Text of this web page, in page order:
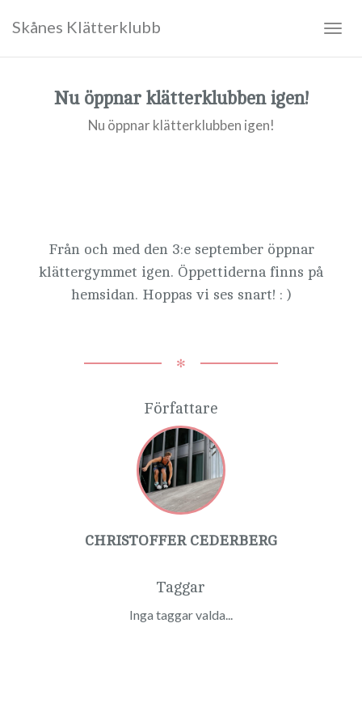
Skånes Klätterklubb
Nu öppnar klätterklubben igen!
Nu öppnar klätterklubben igen!
Från och med den 3:e september öppnar
klättergymmet igen. Öppettiderna finns på
hemsidan. Hoppas vi ses snart! : )
✻
Författare
CHRISTOFFER CEDERBERG
Taggar
Inga taggar valda...